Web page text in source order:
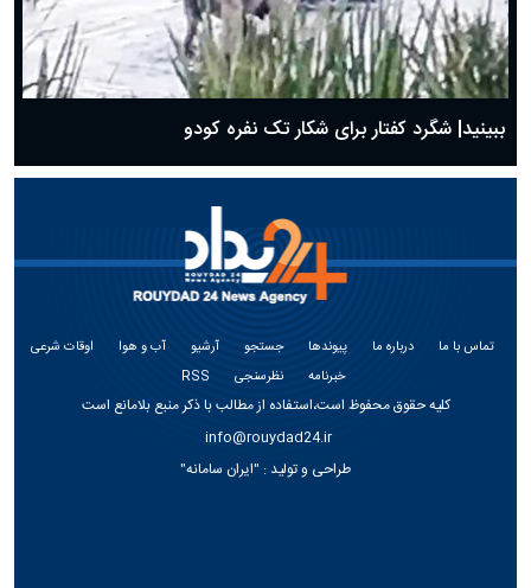
ببینید| شگرد کفتار برای شکار تک نفره کودو
تماس با ما درباره ما پیوندها جستجو آرشیو آب و هوا
اوقات شرعی
خبرنامه
نظرسنجی RSS
کلیه حقوق محفوظ است،استفاده از مطالب با ذکر منبع بلامانع است
info@rouydad24.ir
طراحی و تولید : "ایران سامانه"